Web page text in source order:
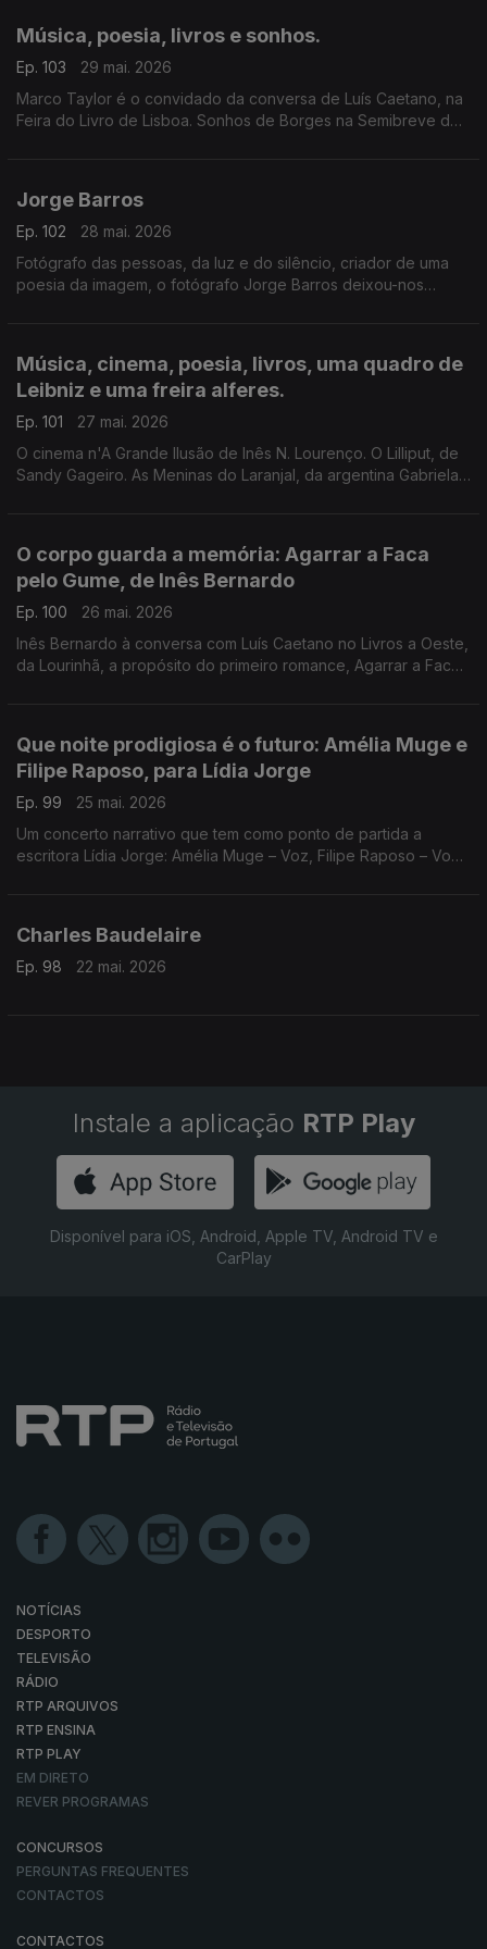
Música, poesia, livros e sonhos.
Ep. 103
29 mai. 2026
Marco Taylor é o convidado da conversa de Luís Caetano, na
Feira do Livro de Lisboa. Sonhos de Borges na Semibreve de
Jorge Barros
Ep. 102
28 mai. 2026
Fotógrafo das pessoas, da luz e do silêncio, criador de uma
poesia da imagem, o fotógrafo Jorge Barros deixou-nos
Música, cinema, poesia, livros, uma quadro de
Leibniz e uma freira alferes.
Ep. 101
27 mai. 2026
O cinema n'A Grande Ilusão de Inês N. Lourenço. O Lilliput, de
Sandy Gageiro. As Meninas do Laranjal, da argentina Gabriela
O corpo guarda a memória: Agarrar a Faca
pelo Gume, de Inês Bernardo
Ep. 100
26 mai. 2026
Inês Bernardo à conversa com Luís Caetano no Livros a Oeste,
da Lourinhã, a propósito do primeiro romance, Agarrar a Faca
Que noite prodigiosa é o futuro: Amélia Muge e
Filipe Raposo, para Lídia Jorge
Ep. 99
25 mai. 2026
Um concerto narrativo que tem como ponto de partida a
escritora Lídia Jorge: Amélia Muge – Voz, Filipe Raposo – Voz
Charles Baudelaire
Ep. 98 22 mai. 2026
Instale a aplicação RTP Play
Disponível para iOS, Android, Apple TV, Android TV e
CarPlay
NOTÍCIAS
DESPORTO
TELEVISÃO
RÁDIO
RTP ARQUIVOS
RTP ENSINA
RTP PLAY
EM DIRETO
REVER PROGRAMAS
CONCURSOS
PERGUNTAS FREQUENTES
CONTACTOS
CONTACTOS